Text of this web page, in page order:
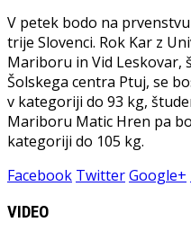
V petek bodo na
trije Slovenci. Rok Kar z
Mariboru in Vid Leskovar,
Šolskega centra Ptuj, se
v kategoriji do 93 kg,
Mariboru Matic Hren pa
kategoriji do 105 kg.
Facebook TwitterGoogle+
VIDEO